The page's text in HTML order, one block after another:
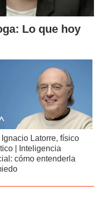
Lo que hoy
Latorre, físico
| Inteligencia
cómo entenderla